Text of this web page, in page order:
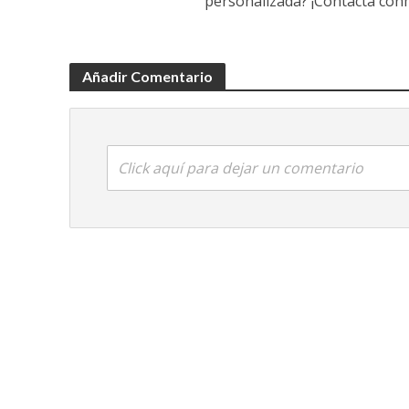
Añadir Comentario
Click aquí para dejar un comentario